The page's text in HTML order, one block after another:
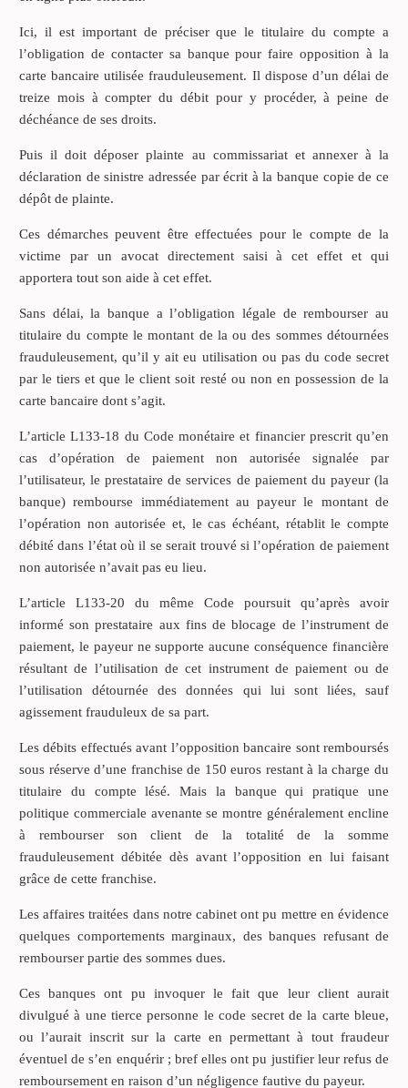
Ici, il est important de préciser que le titulaire du compte a
l’obligation de contacter sa banque pour faire opposition à la
carte bancaire utilisée frauduleusement. Il dispose d’un délai de
treize mois à compter du débit pour y procéder, à peine de
déchéance de ses droits.
Puis il doit déposer plainte au commissariat et annexer à la
déclaration de sinistre adressée par écrit à la banque copie de ce
dépôt de plainte.
Ces démarches peuvent être effectuées pour le compte de la
victime par un avocat directement saisi à cet effet et qui
apportera tout son aide à cet effet.
Sans délai, la banque a l’obligation légale de rembourser au
titulaire du compte le montant de la ou des sommes détournées
frauduleusement, qu’il y ait eu utilisation ou pas du code secret
par le tiers et que le client soit resté ou non en possession de la
carte bancaire dont s’agit.
L’article L133-18 du Code monétaire et financier prescrit qu’en
cas d’opération de paiement non autorisée signalée par
l’utilisateur, le prestataire de services de paiement du payeur (la
banque) rembourse immédiatement au payeur le montant de
l’opération non autorisée et, le cas échéant, rétablit le compte
débité dans l’état où il se serait trouvé si l’opération de paiement
non autorisée n’avait pas eu lieu.
L’article L133-20 du même Code poursuit qu’après avoir
informé son prestataire aux fins de blocage de l’instrument de
paiement, le payeur ne supporte aucune conséquence financière
résultant de l’utilisation de cet instrument de paiement ou de
l’utilisation détournée des données qui lui sont liées, sauf
agissement frauduleux de sa part.
Les débits effectués avant l’opposition bancaire sont remboursés
sous réserve d’une franchise de 150 euros restant à la charge du
titulaire du compte lésé. Mais la banque qui pratique une
politique commerciale avenante se montre généralement encline
à rembourser son client de la totalité de la somme
frauduleusement débitée dès avant l’opposition en lui faisant
grâce de cette franchise.
Les affaires traitées dans notre cabinet ont pu mettre en évidence
quelques comportements marginaux, des banques refusant de
rembourser partie des sommes dues.
Ces banques ont pu invoquer le fait que leur client aurait
divulgué à une tierce personne le code secret de la carte bleue,
ou l’aurait inscrit sur la carte en permettant à tout fraudeur
éventuel de s’en enquérir ; bref elles ont pu justifier leur refus de
remboursement en raison d’un négligence fautive du payeur.